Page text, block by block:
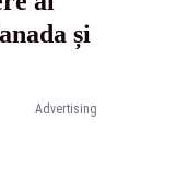
Advertising
și